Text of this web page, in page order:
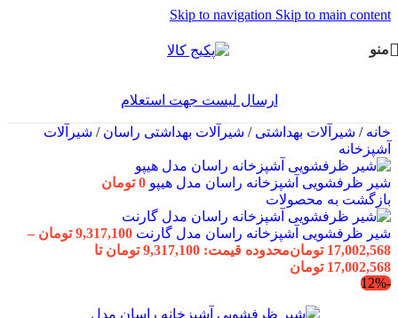
Skip to navigation Skip to main content
منو
ارسال لیست جهت استعلام
خانه/ شیرآلات بهداشتی/ شیرآلات بهداشتی راسان/ شیرآلات
آشپزخانه
شیر ظرفشویی آشپزخانه راسان مدل هیپو 0 تومان
بازگشت به محصولات
شیر ظرفشویی آشپزخانه راسان مدل گارنت 9,317,100 تومان –
17,002,568 تومان
محدوده قیمت: 9,317,100 تومان تا
17,002,568 تومان
-12%